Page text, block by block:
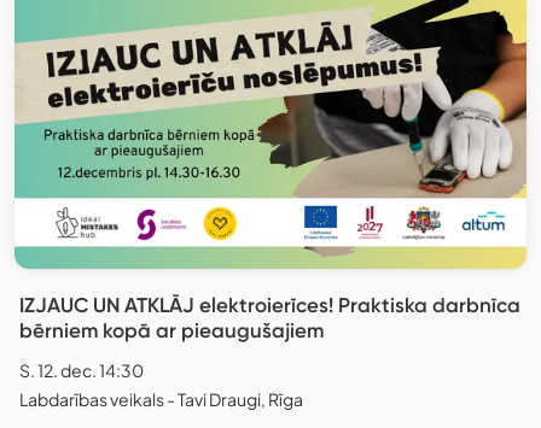
IZJAUC UN ATKLĀJ elektroierīces! Praktiska darbnīca
bērniem kopā ar pieaugušajiem
S. 12. dec. 14:30
Labdarības veikals - Tavi Draugi, Rīga